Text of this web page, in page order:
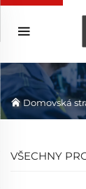
Domovská
VŠECHNY